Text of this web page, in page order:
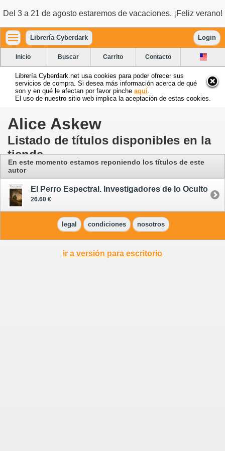
Del 3 a 21 de agosto estaremos de vacaciones. ¡Feliz verano!
Librería Cyberdark Login
Inicio Buscar Carrito Contacto
Librería Cyberdark.net usa cookies para poder ofrecer sus
servicios de compra. Si desea más información acerca de qué
son y en qué le afectan por favor pinche aquí
El uso de nuestro sitio web implica la aceptación de estas cookies.
Alice Askew
Listado de títulos disponibles en la
tienda
En este momento estamos reponiendo los títulos de este
autor
El Perro Espectral. Investigadores de lo Oculto
26.60 €
legal condiciones nosotros
ir a versión para escritorio